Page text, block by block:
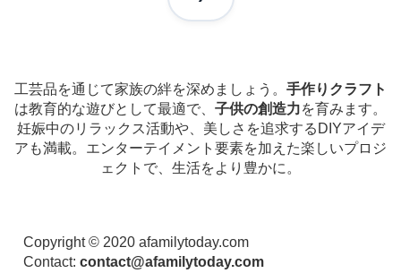
工芸品を通じて家族の絆を深めましょう。 手作りクラフト
は教育的な遊びとして最適で、 子供の創造力を育みます。
妊娠中のリラックス活動や、美しさを追求するDIYアイデ
アも満載。エンターテイメント要素を加えた楽しいプロジ
ェクトで、生活をより豊かに。
Copyright © 2020 afamilytoday.com
Contact: contact@afamilytoday.com